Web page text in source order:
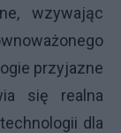
wzywając
przyjazne
się realna
dla